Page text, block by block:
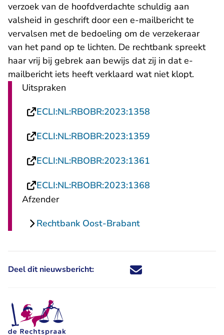
verzoek van de hoofdverdachte schuldig aan
valsheid in geschrift door een e-mailbericht te
vervalsen met de bedoeling om de verzekeraar
van het pand op te lichten. De rechtbank spreekt
haar vrij bij gebrek aan bewijs dat zij in dat e-
mailbericht iets heeft verklaard wat niet klopt.
Uitspraken
ECLI:NL:RBOBR:2023:1358
ECLI:NL:RBOBR:2023:1359
ECLI:NL:RBOBR:2023:1361
ECLI:NL:RBOBR:2023:1368
Afzender
Rechtbank Oost-Brabant
Deel dit nieuwsbericht: Deel dit nieuwsbericht via X -
Deel dit nieuwsbericht via
Deel dit nieuwsbericht
Deel dit